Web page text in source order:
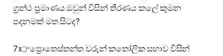
ග්‍රන්ථ ප්‍රමාණය ඔවුන් විසින් තීරණය කලේ කුමන
පදනමක් මත සිටද?
7:👉ප්‍රොතෙස්තන්ත වරුන් කතෝලික සභාව විසින්